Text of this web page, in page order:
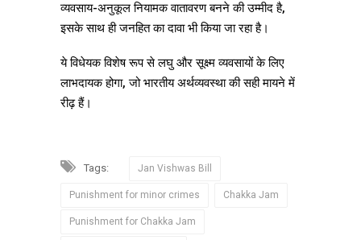
व्यवसाय-अनुकूल नियामक वातावरण बनने की उम्मीद है,
इसके साथ ही जनहित का दावा भी किया जा रहा है।
ये विधेयक विशेष रूप से लघु और सूक्ष्म व्यवसायों के लिए
लाभदायक होगा, जो भारतीय अर्थव्यवस्था की सही मायने में
रीढ़ हैं।
Tags: Jan Vishwas Bill
Punishment for minor crimes Chakka Jam
Punishment for Chakka Jam